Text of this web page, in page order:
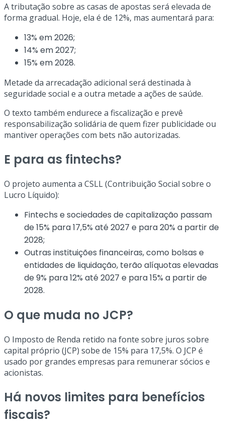
A tributação sobre as casas de apostas será elevada de
forma gradual. Hoje, ela é de 12%, mas aumentará para:
13% em 2026;
14% em 2027;
15% em 2028.
Metade da arrecadação adicional será destinada à
seguridade social e a outra metade a ações de saúde.
O texto também endurece a fiscalização e prevê
responsabilização solidária de quem fizer publicidade ou
mantiver operações com bets não autorizadas.
E para as fintechs?
O projeto aumenta a CSLL (Contribuição Social sobre o
Lucro Líquido):
Fintechs e sociedades de capitalização passam
de 15% para 17,5% até 2027 e para 20% a partir de
2028;
Outras instituições financeiras, como bolsas e
entidades de liquidação, terão alíquotas elevadas
de 9% para 12% até 2027 e para 15% a partir de
2028.
O que muda no JCP?
O Imposto de Renda retido na fonte sobre juros sobre
capital próprio (JCP) sobe de 15% para 17,5%. O JCP é
usado por grandes empresas para remunerar sócios e
acionistas.
Há novos limites para benefícios
fiscais?